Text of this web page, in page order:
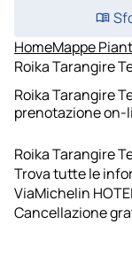
HomeMappe
Roika Tarangire
Roika Tarangire
prenotazione on-
Roika Tarangire
Trova tutte le
ViaMichelin
Cancellazione